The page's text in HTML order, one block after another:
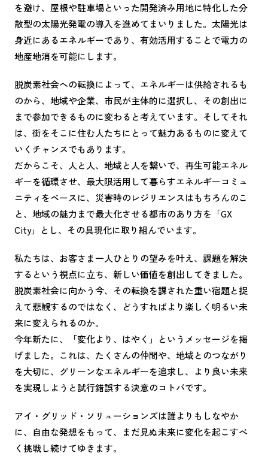
を避け、屋根や駐車場といった開発済み用地に特化した分
散型の太陽光発電の導入を進めてまいりました。太陽光は
身近にあるエネルギーであり、有効活用することで電力の
地産地消を可能にします。
脱炭素社会への転換によって、エネルギーは供給されるも
のから、地域や企業、市民が主体的に選択し、その創出に
まで参加できるものに変わると考えています。そしてそれ
は、街をそこに住む人たちにとって魅力あるものに変えて
いくチャンスでもあります。
だからこそ、人と人、地域と人を繋いで、再生可能エネル
ギーを循環させ、最大限活用して暮らすエネルギーコミュ
ニティをベースに、災害時のレジリエンスはもちろんのこ
と、地域の魅力まで最大化させる都市のあり方を「GX
City」とし、その具現化に取り組んでいます。
私たちは、お客さま一人ひとりの望みを叶え、課題を解決
するという視点に立ち、新しい価値を創出してきました。
脱炭素社会に向かう今、その転換を課された重い宿題と捉
えて悲観するのではなく、どうすればより楽しく明るい未
来に変えられるのか。
今年新たに、「変化より、はやく」というメッセージを掲
げました。これは、たくさんの仲間や、地域とのつながり
を大切に、グリーンなエネルギーを追求し、より良い未来
を実現しようと試行錯誤する決意のコトバです。
アイ・グリッド・ソリューションズは誰よりもしなやか
に、自由な発想をもって、まだ見ぬ未来に変化を起こすべ
く挑戦し続けてゆきます。